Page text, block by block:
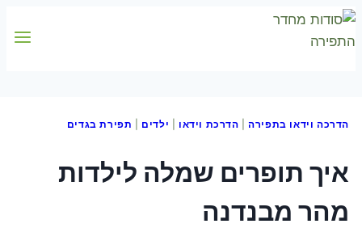
Skip
to
הדרכה וידאו בתפירה| הדרכת וידאו ילדים תפירת בגדים
איך תופרים שמלה לילדות
מהר מבנדנה